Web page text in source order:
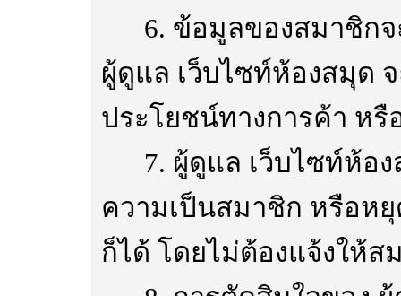
6. ข้อมูลของสมาชิกจ
ผู้ดูแล เว็บไซท์ห้องสมุด
ประโยชน์ทางการค้า ห
7. ผู้ดูแล เว็บไซท์ห้อง
ความเป็นสมาชิก หรือห
ก็ได้ โดยไม่ต้องแจ้งให้